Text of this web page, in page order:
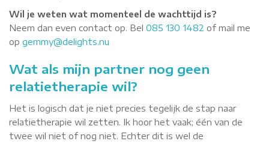
Wil je weten wat momenteel de wachttijd is?
Neem dan even contact op. Bel 085 130 1482 of mail me
op gemmy@delights.nu
Wat als mijn partner nog geen
relatietherapie wil?
Het is logisch dat je niet precies tegelijk de stap naar
relatietherapie wil zetten. Ik hoor het vaak; één van de
twee wil niet of nog niet. Echter dit is wel de